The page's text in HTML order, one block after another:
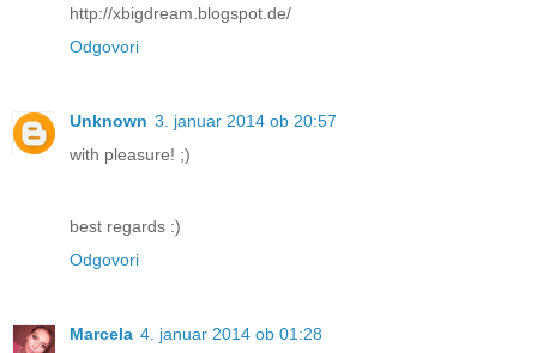
http://xbigdream.blogspot.de/
Odgovori
Unknown 3. januar 2014 ob 20:57
with pleasure! ;)
best regards :)
Odgovori
Marcela 4. januar 2014 ob 01:28